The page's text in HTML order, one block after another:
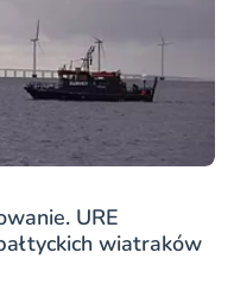
URE
wiatraków